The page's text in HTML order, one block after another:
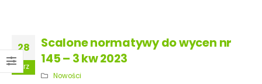
28
wrz
Scalone normatywy do wycen nr
145 – 3 kw 2023
Nowości